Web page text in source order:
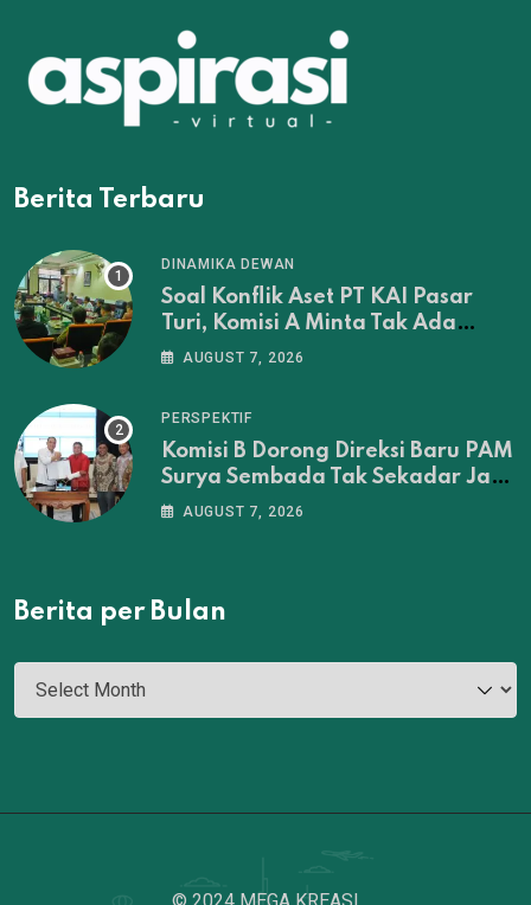
Berita Terbaru
DINAMIKA DEWAN
Soal Konflik Aset PT KAI Pasar
Turi, Komisi A Minta Tak Ada
Penertiban Sebelum Musyawarah
AUGUST 7, 2026
PERSPEKTIF
Komisi B Dorong Direksi Baru PAM
Surya Sembada Tak Sekadar Jadi
Administrator‎
AUGUST 7, 2026
Berita per Bulan